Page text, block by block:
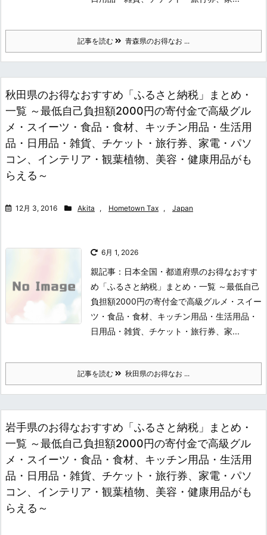
記事を読む 青森県のお得なお ...
秋田県のお得なおすすめ「ふるさと納税」まとめ・
一覧 ～最低自己負担額2000円の寄付金で高級グル
メ・スイーツ・食品・食材、キッチン用品・生活用
品・日用品・雑貨、チケット・旅行券、家電・パソ
コン、インテリア・観葉植物、美容・健康用品がも
らえる～
12月 3, 2016 Akita , Hometown Tax , Japan
6月 1, 2026
親記事：日本全国・都道府県のお得なおすす
め「ふるさと納税」まとめ・一覧 ～最低自己
負担額2000円の寄付金で高級グルメ・スイー
ツ・食品・食材、キッチン用品・生活用品・
日用品・雑貨、チケット・旅行券、家...
記事を読む 秋田県のお得なお ...
岩手県のお得なおすすめ「ふるさと納税」まとめ・
一覧 ～最低自己負担額2000円の寄付金で高級グル
メ・スイーツ・食品・食材、キッチン用品・生活用
品・日用品・雑貨、チケット・旅行券、家電・パソ
コン、インテリア・観葉植物、美容・健康用品がも
らえる～